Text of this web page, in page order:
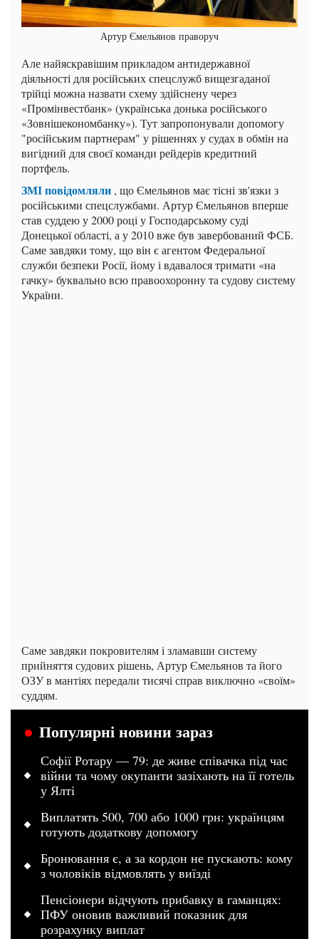
Артур Ємельянов праворуч
Але найяскравішим прикладом антидержавної
діяльності для російських спецслужб вищезгаданої
трійці можна назвати схему здійснену через
«Промінвестбанк» (українська донька російського
«Зовнішекономбанку»). Тут запропонували допомогу
"російським партнерам" у рішеннях у судах в обмін на
вигідний для своєї команди рейдерів кредитний
портфель.
ЗМІ повідомляли , що Ємельянов має тісні зв'язки з
російськими спецслужбами. Артур Ємельянов вперше
став суддею у 2000 році у Господарському суді
Донецької області, а у 2010 вже був завербований ФСБ.
Саме завдяки тому, що він є агентом Федеральної
служби безпеки Росії, йому і вдавалося тримати «на
гачку» буквально всю правоохоронну та судову систему
України.
Саме завдяки покровителям і зламавши систему
прийняття судових рішень, Артур Ємельянов та його
ОЗУ в мантіях передали тисячі справ виключно «своїм»
суддям.
Популярні новини зараз
Софії Ротару — 79: де живе співачка під час
війни та чому окупанти зазіхають на її готель
у Ялті
Виплатять 500, 700 або 1000 грн: українцям
готують додаткову допомогу
Бронювання є, а за кордон не пускають: кому
з чоловіків відмовлять у виїзді
Пенсіонери відчують прибавку в гаманцях:
ПФУ оновив важливий показник для
розрахунку виплат